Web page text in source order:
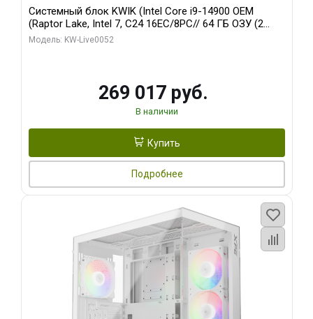
Системный блок KWIK (Intel Core i9-14900 OEM
(Raptor Lake, Intel 7, C24 16EC/8PC// 64 ГБ ОЗУ (2
модуля)/ Palit RTX5080 GAMINGPRO OC 16GB GDDR7
Модель: KW-Live0052
269 017 руб.
В наличии
Купить
Подробнее